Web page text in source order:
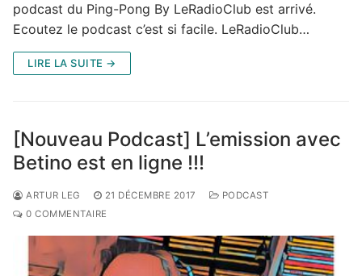
podcast du Ping-Pong By LeRadioClub est arrivé.
Ecoutez le podcast c’est si facile. LeRadioClub…
LIRE LA SUITE →
[Nouveau Podcast] L’emission avec
Betino est en ligne !!!
ARTUR LEG 21 DÉCEMBRE 2017
PODCAST
0 COMMENTAIRE